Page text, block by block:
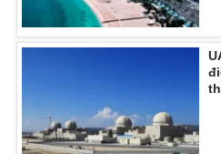
Liên hệ tòa soạn
THỜI BÁO VTV